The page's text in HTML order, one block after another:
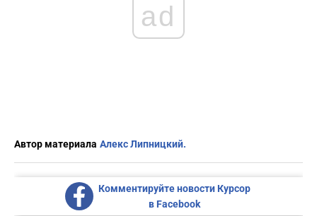
ad
Автор материала Алекс Липницкий.
Комментируйте новости Курсор
в Facebook